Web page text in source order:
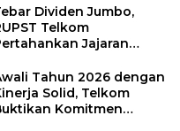
Dividen Jumbo,
Telkom
Jajaran
Tahun 2026 dengan
Solid, Telkom
Komitmen